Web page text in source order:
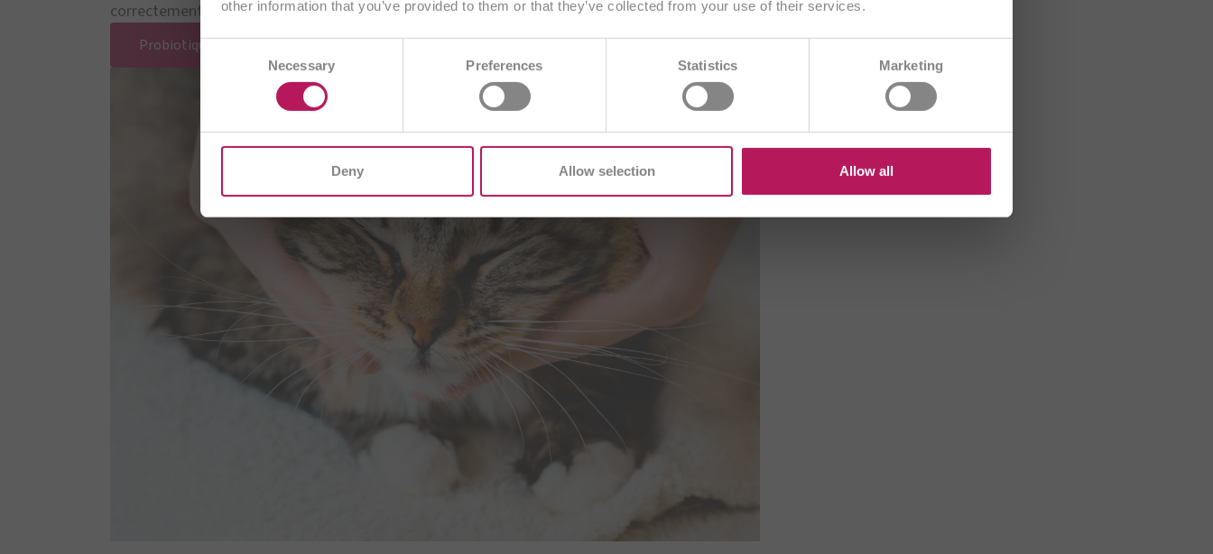
other information that you’ve provided to them or that they’ve collected from your use of their services.
Consent
Necessary Preferences Statistics Marketing
Deny Allow selection Allow all
correctement et cela contribue au bien-être de l’animal.
Probiotiques pour chiens et chats
Sélectionner un autre pays
BA BE/FR
CH/FR
CZ DE EU GB
HU
IT
ME PL RO SI SK TR US